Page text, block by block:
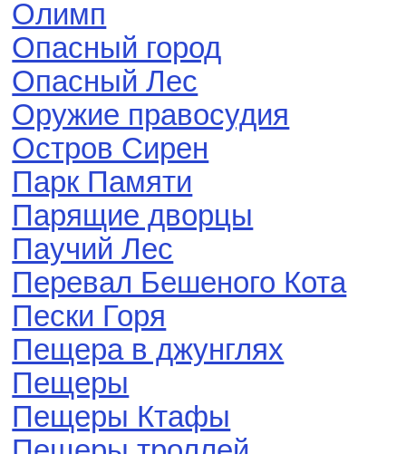
Олимп
Опасный город
Опасный Лес
Оружие правосудия
Остров Сирен
Парк Памяти
Парящие дворцы
Паучий Лес
Перевал Бешеного Кота
Пески Горя
Пещера в джунглях
Пещеры
Пещеры Ктафы